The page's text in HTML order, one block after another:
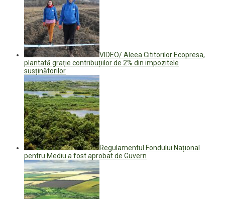
VIDEO/ Aleea Cititorilor Ecopresa,
plantată grație contribuțiilor de 2% din impozitele
susținătorilor
Regulamentul Fondului Național
pentru Mediu a fost aprobat de Guvern